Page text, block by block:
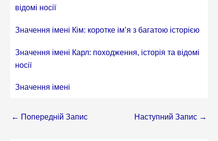
відомі носії
Значення імені Кім: коротке ім’я з багатою історією
Значення імені Карл: походження, історія та відомі
носії
Значення імені
← Попередній Запис Наступний Запис →